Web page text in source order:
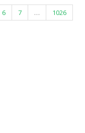
6 7 …
1026